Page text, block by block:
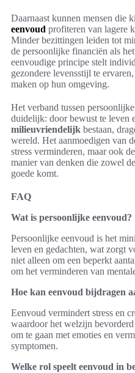
Daarnaast kunnen mensen die
eenvoud profiteren van lagere
Minder bezittingen leiden tot
de persoonlijke financiën als
eenvoudige principe stelt
gezondere levensstijl te
maken op hun omgeving.
Het verband tussen
duidelijk: door bewust te leven
milieuvriendelijk bestaan,
wereld. Het aanmoedigen van
stress verminderen, maar ook
manier van denken die zowel
goede komt.
FAQ
Wat is persoonlijke eenvoud?
Persoonlijke eenvoud is het
leven en gedachten, wat zorgt
niet alleen om een beperkt
om het verminderen van
Hoe kan eenvoud bijdragen
Eenvoud vermindert stress en
waardoor het welzijn
om te gaan met emoties en
symptomen.
Welke rol speelt eenvoud in